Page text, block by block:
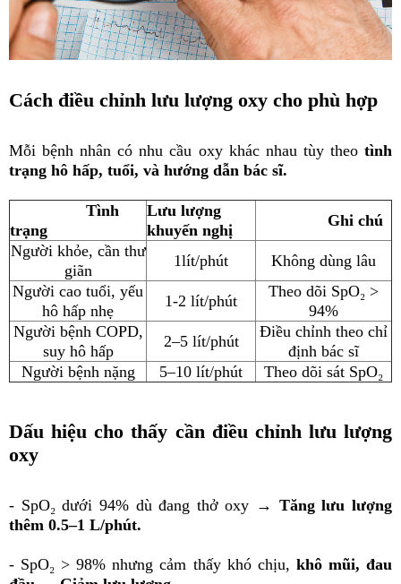
Cách điều chỉnh lưu lượng oxy cho phù hợp
Mỗi bệnh nhân có nhu cầu oxy khác nhau tùy theo tình
trạng hô hấp, tuổi, và hướng dẫn bác sĩ.
Tình
trạng
Lưu lượng
khuyến nghị
Ghi chú
Người khỏe, cần thư
giãn
1lít/phút
Không dùng lâu
Người cao tuổi, yếu
hô hấp nhẹ
1-2 lít/phút
Theo dõi SpO₂ >
94%
Người bệnh COPD,
suy hô hấp
2–5 lít/phút
Điều chỉnh theo chỉ
định bác sĩ
Người bệnh nặng
5–10 lít/phút Theo dõi sát SpO₂
Dấu hiệu cho thấy cần điều chỉnh lưu lượng
oxy
- SpO₂ dưới 94% dù đang thở oxy → Tăng lưu lượng
thêm 0.5–1 L/phút.
- SpO₂ > 98% nhưng cảm thấy khó chịu, khô mũi, đau